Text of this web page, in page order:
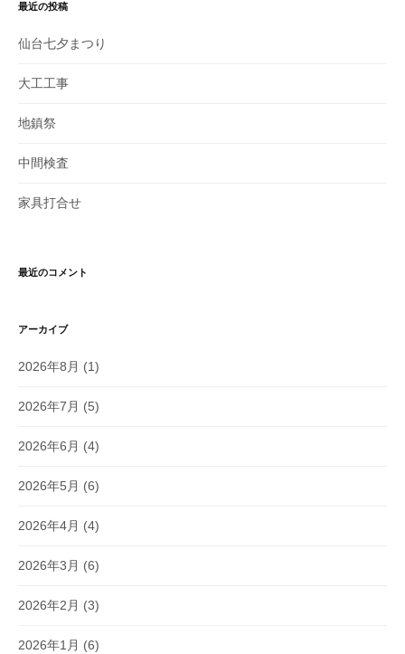
最近の投稿
仙台七夕まつり
大工工事
地鎮祭
中間検査
家具打合せ
最近のコメント
アーカイブ
2026年8月 (1)
2026年7月 (5)
2026年6月 (4)
2026年5月 (6)
2026年4月 (4)
2026年3月 (6)
2026年2月 (3)
2026年1月 (6)